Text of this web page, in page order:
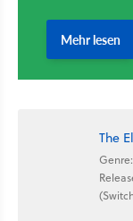
The